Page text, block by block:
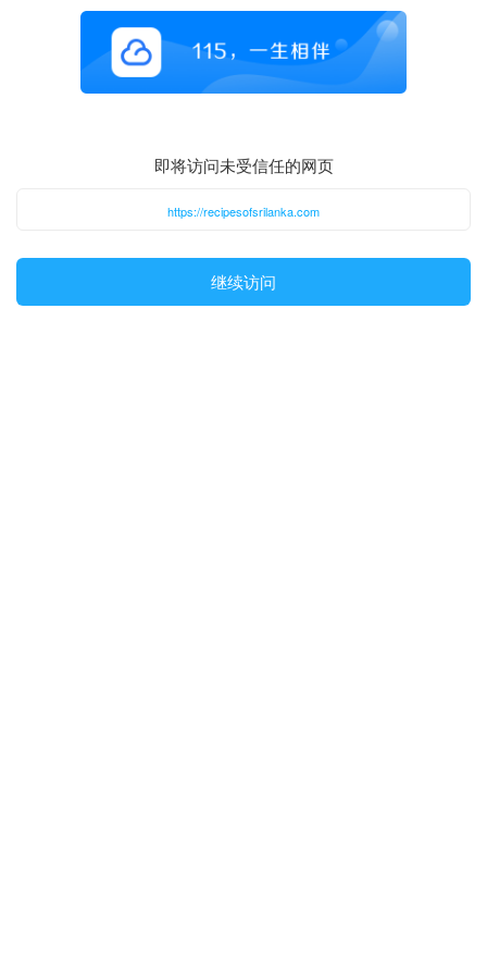
即将访问未受信任的网页
https://recipesofsrilanka.com
继续访问